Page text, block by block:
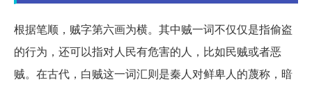
根据笔顺，贼字第六画为横。其中贼一词不仅仅是指偷盗
的行为，还可以指对人民有危害的人，比如民贼或者恶
贼。在古代，白贼这一词汇则是秦人对鲜卑人的蔑称，暗